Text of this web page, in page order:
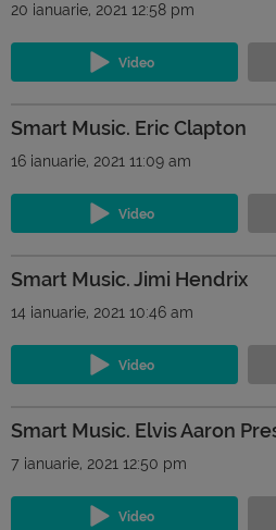
20 ianuarie, 2021 12:58 pm
Smart Music. Eric Clapton
16 ianuarie, 2021 11:09 am
Smart Music. Jimi Hendrix
14 ianuarie, 2021 10:46 am
Smart Music. Elvis Aaron
7 ianuarie, 2021 12:50 pm